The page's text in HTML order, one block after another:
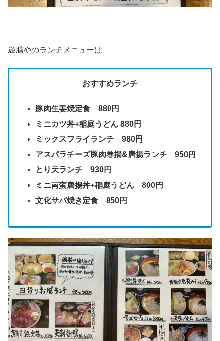
遊膳やのランチメニューは
おすすめランチ
豚肉生姜焼定食 880円
ミニカツ丼+稲庭うどん 880円
ミックスフライランチ 980円
アスパラチーズ豚肉巻揚&唐揚ランチ 950円
とり天ランチ 930円
ミニ南蛮唐揚丼+稲庭うどん 800円
文化サバ焼き定食 850円